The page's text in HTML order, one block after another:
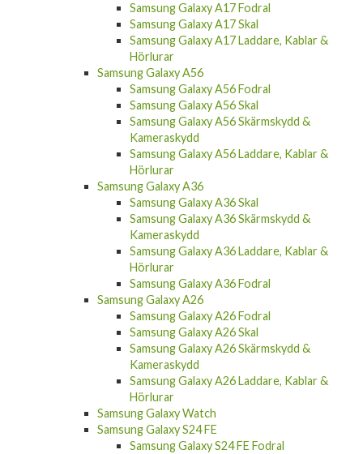
Samsung Galaxy A17 Fodral
Samsung Galaxy A17 Skal
Samsung Galaxy A17 Laddare, Kablar &
Hörlurar
Samsung Galaxy A56
Samsung Galaxy A56 Fodral
Samsung Galaxy A56 Skal
Samsung Galaxy A56 Skärmskydd &
Kameraskydd
Samsung Galaxy A56 Laddare, Kablar &
Hörlurar
Samsung Galaxy A36
Samsung Galaxy A36 Skal
Samsung Galaxy A36 Skärmskydd &
Kameraskydd
Samsung Galaxy A36 Laddare, Kablar &
Hörlurar
Samsung Galaxy A36 Fodral
Samsung Galaxy A26
Samsung Galaxy A26 Fodral
Samsung Galaxy A26 Skal
Samsung Galaxy A26 Skärmskydd &
Kameraskydd
Samsung Galaxy A26 Laddare, Kablar &
Hörlurar
Samsung Galaxy Watch
Samsung Galaxy S24 FE
Samsung Galaxy S24 FE Fodral